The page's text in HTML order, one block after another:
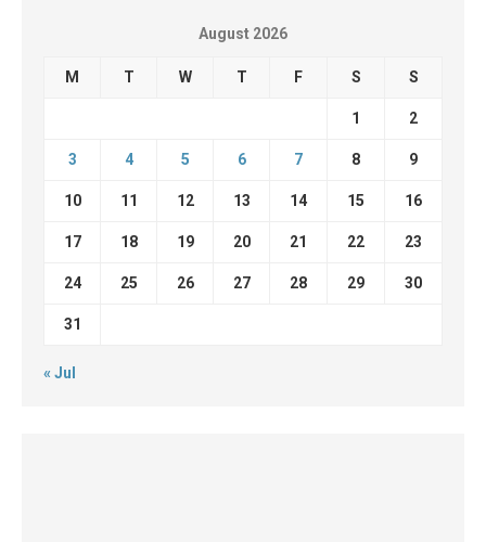
August 2026
M T W T F S S
1 2
3 4 5 6 7 8 9
10 11 12 13 14 15 16
17 18 19 20 21 22 23
24 25 26 27 28 29 30
31
« Jul